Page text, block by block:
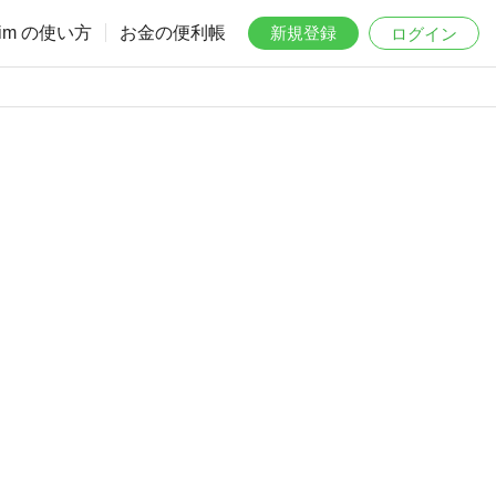
の使い方 お金の便利帳 新規登録 ログイン